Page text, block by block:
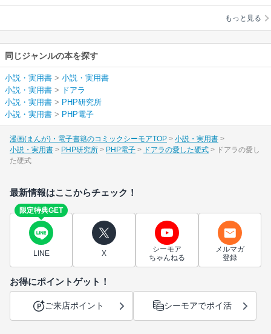
もっと見る
同じジャンルの本を探す
小説・実用書 > 小説・実用書
小説・実用書 > ドアラ
小説・実用書 > PHP研究所
小説・実用書 > PHP電子
漫画(まんが)・電子書籍のコミックシーモアTOP
小説・実用書
小説・実用書
PHP研究所 PHP電子 ドアラの愛した硬式
ドアラの愛し
た硬式
最新情報はここからチェック！
限定特典GET
LINE X
シーモア
ちゃんねる
メルマガ
登録
お得にポイントゲット！
ご来店ポイント シーモアでポイ活